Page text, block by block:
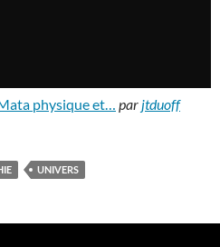
physique et… par jtduoff
UNIVERS